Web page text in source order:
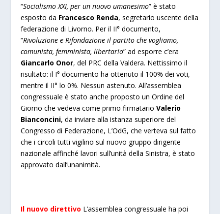
“Socialismo XXI, per un nuovo umanesimo” è stato
esposto da Francesco Renda, segretario uscente della
federazione di Livorno. Per il II° documento,
“Rivoluzione e Rifondazione il partito che vogliamo,
comunista, femminista, libertario” ad esporre c’era
Giancarlo Onor, del PRC della Valdera. Nettissimo il
risultato: il I° documento ha ottenuto il 100% dei voti,
mentre il II° lo 0%. Nessun astenuto. All’assemblea
congressuale è stato anche proposto un Ordine del
Giorno che vedeva come primo firmatarioValerio
Bianconcini, da inviare alla istanza superiore del
Congresso di Federazione, L’OdG, che verteva sul fatto
che i circoli tutti vigilino sul nuovo gruppo dirigente
nazionale affinché lavori sull’unità della Sinistra, è stato
approvato dall’unanimità.
Il nuovo direttivo L’assemblea congressuale ha poi